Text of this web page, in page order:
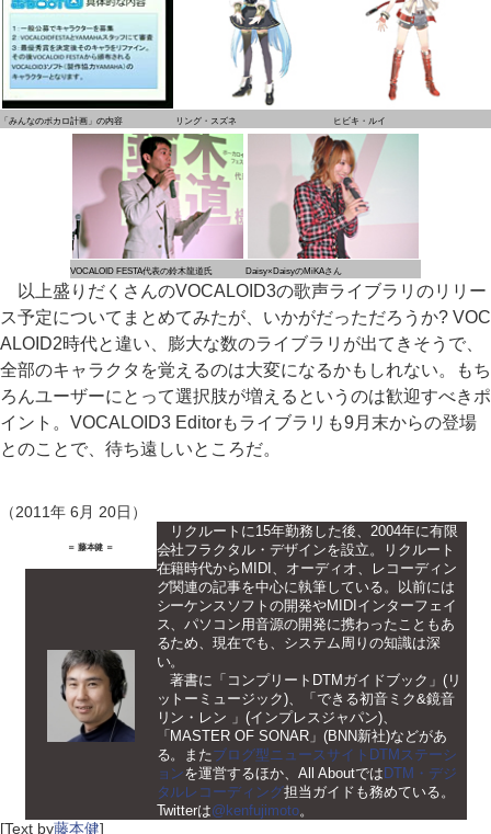
「みんなのボカロ計画」の内容 リング・スズネ ヒビキ・ルイ
VOCALOID FESTA代表の鈴木龍道氏 Daisy×DaisyのMiKAさん
以上盛りだくさんのVOCALOID3の歌声ライブラリのリリー
ス予定についてまとめてみたが、いかがだっただろうか? VOC
ALOID2時代と違い、膨大な数のライブラリが出てきそうで、
全部のキャラクタを覚えるのは大変になるかもしれない。もち
ろんユーザーにとって選択肢が増えるというのは歓迎すべきポ
イント。VOCALOID3 Editorもライブラリも9月末からの登場
とのことで、待ち遠しいところだ。
（2011年 6月 20日）
＝ 藤本健 ＝
リクルートに15年勤務した後、2004年に有限
会社フラクタル・デザインを設立。リクルート
在籍時代からMIDI、オーディオ、レコーディン
グ関連の記事を中心に執筆している。以前には
シーケンスソフトの開発やMIDIインターフェイ
ス、パソコン用音源の開発に携わったこともあ
るため、現在でも、システム周りの知識は深
い。
著書に「コンプリートDTMガイドブック」(リ
ットーミュージック)、「できる初音ミク&鏡音
リン・レン 」(インプレスジャパン)、
「MASTER OF SONAR」(BNN新社)などがあ
る。またブログ型ニュースサイトDTMステーシ
ョンを運営するほか、All Aboutでは DTM・デジ
タルレコーディング担当ガイドも務めている。
Twitterは@kenfujimoto。
[Text by藤本健]